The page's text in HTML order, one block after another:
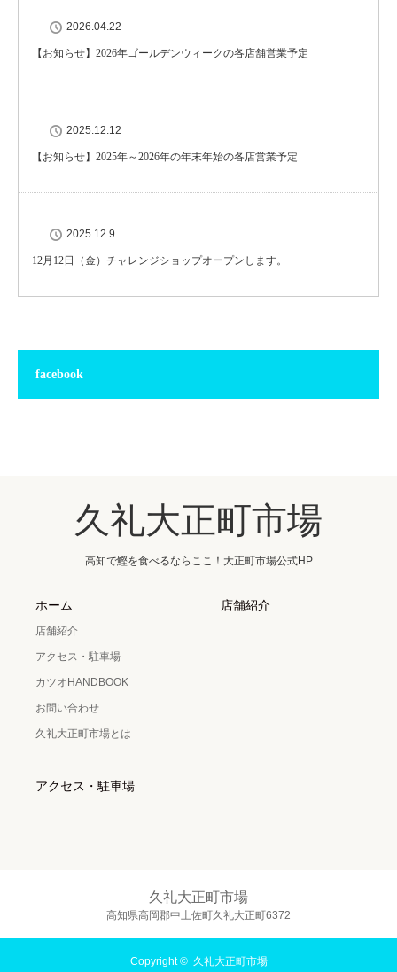
2026.04.22
【お知らせ】2026年ゴールデンウィークの各店舗営業予定
2025.12.12
【お知らせ】2025年～2026年の年末年始の各店営業予定
2025.12.9
12月12日（金）チャレンジショップオープンします。
facebook
久礼大正町市場
高知で鰹を食べるならここ！大正町市場公式HP
ホーム
店舗紹介
アクセス・駐車場
カツオHANDBOOK
お問い合わせ
久礼大正町市場とは
店舗紹介
アクセス・駐車場
久礼大正町市場
高知県高岡郡中土佐町久礼大正町6372
Copyright © 久礼大正町市場